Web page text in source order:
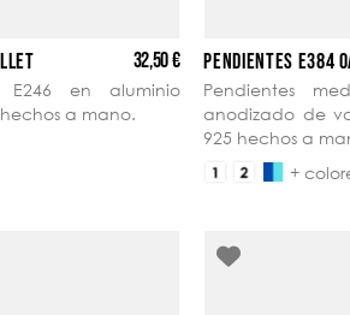
32,50 €
E246 en aluminio
a mano.
PENDIENTES E384
Pendientes
anodizado de
925 hechos a
+